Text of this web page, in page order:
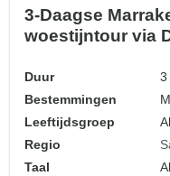
3-Daagse
woestijntour via
Duur
3
Bestemmingen
Leeftijdsgroep
Regio
Taal